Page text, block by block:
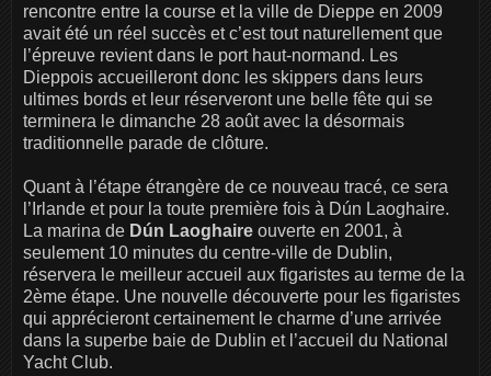
rencontre entre la course et la ville de Dieppe en 2009
avait été un réel succès et c’est tout naturellement que
l’épreuve revient dans le port haut-normand. Les
Dieppois accueilleront donc les skippers dans leurs
ultimes bords et leur réserveront une belle fête qui se
terminera le dimanche 28 août avec la désormais
traditionnelle parade de clôture.
Quant à l’étape étrangère de ce nouveau tracé, ce sera
l’Irlande et pour la toute première fois à Dún Laoghaire.
La marina de Dún Laoghaire ouverte en 2001, à
seulement 10 minutes du centre-ville de Dublin,
réservera le meilleur accueil aux figaristes au terme de la
2ème étape. Une nouvelle découverte pour les figaristes
qui apprécieront certainement le charme d’une arrivée
dans la superbe baie de Dublin et l’accueil du National
Yacht Club.